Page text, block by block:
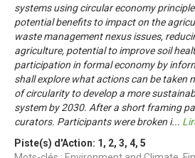
systems using circular economy
potential benefits to impact on the
waste management nexus issues,
agriculture, potential to improve soil
participation in formal economy by
shall explore what actions can be taken
of circularity to develop a more
system by 2030. After a short framing
curators. Participants were broken i...
Piste(s) d'Action: 1 , 2, 3, 4, 5